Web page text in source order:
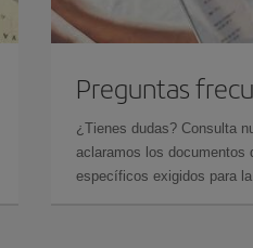
Preguntas
¿Tienes dudas? Consulta
aclaramos los documentos
específicos exigidos para